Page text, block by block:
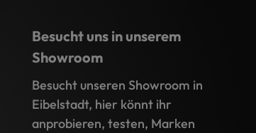
Besucht uns in unserem
Showroom
Besucht unseren Showroom in
Eibelstadt, hier könnt ihr
anprobieren, testen, Marken